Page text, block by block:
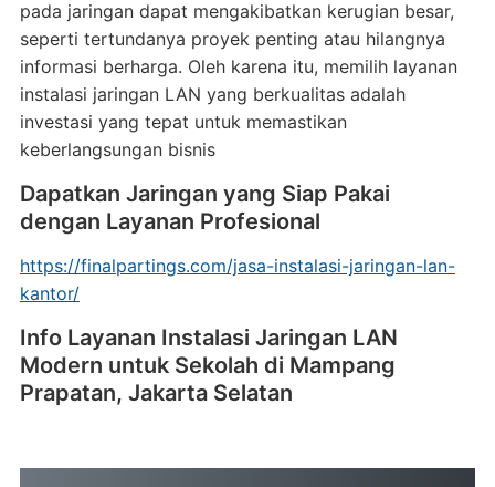
pada jaringan dapat mengakibatkan kerugian besar,
seperti tertundanya proyek penting atau hilangnya
informasi berharga. Oleh karena itu, memilih layanan
instalasi jaringan LAN yang berkualitas adalah
investasi yang tepat untuk memastikan
keberlangsungan bisnis
Dapatkan Jaringan yang Siap Pakai
dengan Layanan Profesional
https://finalpartings.com/jasa-instalasi-jaringan-lan-
kantor/
Info Layanan Instalasi Jaringan LAN
Modern untuk Sekolah di Mampang
Prapatan, Jakarta Selatan